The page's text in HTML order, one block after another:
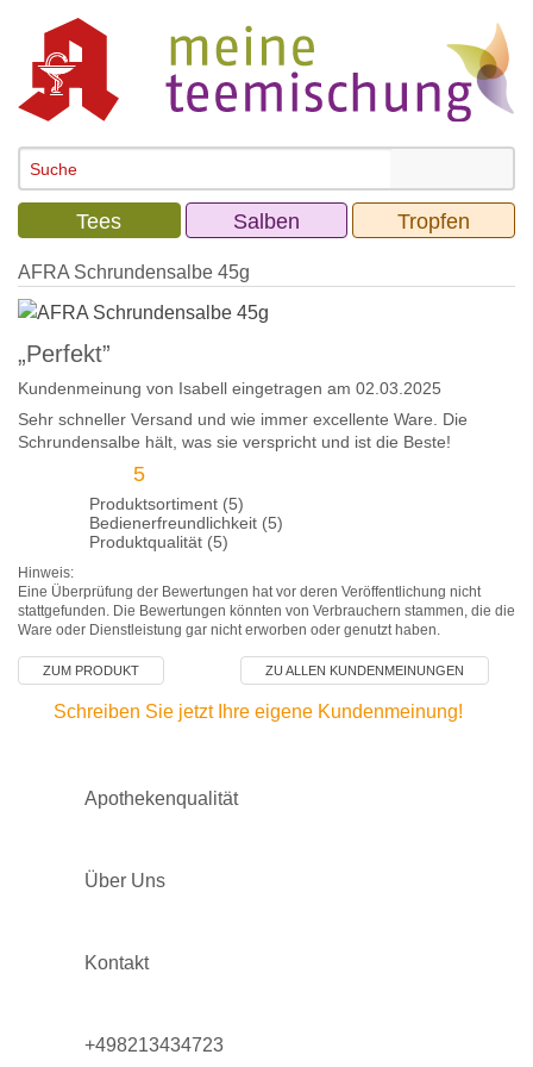
Tees Salben Tropfen
AFRA Schrundensalbe 45g
„Perfekt”
Kundenmeinung von Isabell eingetragen am 02.03.2025
Sehr schneller Versand und wie immer excellente Ware. Die
Schrundensalbe hält, was sie verspricht und ist die Beste!
5
Produktsortiment (5)
Bedienerfreundlichkeit (5)
Produktqualität (5)
Hinweis:
Eine Überprüfung der Bewertungen hat vor deren Veröffentlichung nicht
stattgefunden. Die Bewertungen könnten von Verbrauchern stammen, die die
Ware oder Dienstleistung gar nicht erworben oder genutzt haben.
ZUM PRODUKT ZU ALLEN KUNDENMEINUNGEN
Schreiben Sie jetzt Ihre eigene Kundenmeinung!
Apothekenqualität
Über Uns
Kontakt
+498213434723